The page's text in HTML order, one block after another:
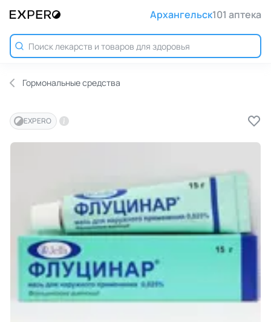
Архангельск101 аптека
Гормональные средства
EXPERO